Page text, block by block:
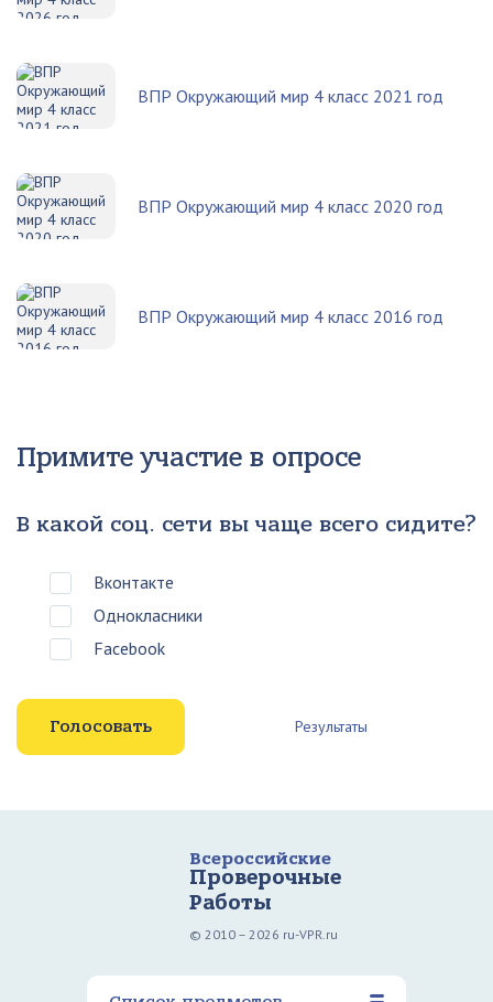
ВПР Окружающий мир 4 класс 2021 год
ВПР Окружающий мир 4 класс 2020 год
ВПР Окружающий мир 4 класс 2016 год
Примите участие в опросе
В какой соц. сети вы чаще всего сидите?
Вконтакте
Однокласники
Facebook
Результаты
Всероссийские
Проверочные
Работы
© 2010 – 2026 ru-VPR.ru